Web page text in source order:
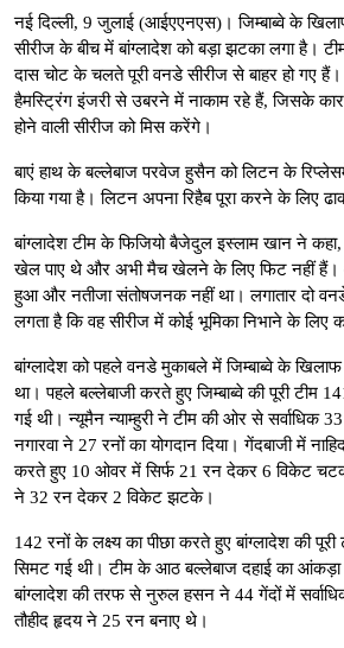
नई दिल्ली, 9 जुलाई (आईएएनएस)। जिम्बाब्वे के
सीरीज के बीच में बांग्लादेश को बड़ा झटका लगा है।
दास चोट के चलते पूरी वनडे सीरीज से बाहर हो गए
हैमस्ट्रिंग इंजरी से उबरने में नाकाम रहे हैं, जिसके
होने वाली सीरीज को मिस करेंगे।
बाएं हाथ के बल्लेबाज परवेज हुसैन को लिटन के
किया गया है। लिटन अपना रिहैब पूरा करने के लिए
बांग्लादेश टीम के फिजियो बैजेदुल इस्लाम खान ने
खेल पाए थे और अभी मैच खेलने के लिए फिट नहीं
हुआ और नतीजा संतोषजनक नहीं था। लगातार दो
लगता है कि वह सीरीज में कोई भूमिका निभाने के लिए
बांग्लादेश को पहले वनडे मुकाबले में जिम्बाब्वे के खिलाफ
था। पहले बल्लेबाजी करते हुए जिम्बाब्वे की पूरी
गई थी। न्यूमैन न्याम्हुरी ने टीम की ओर से सर्वाधिक
नगारवा ने 27 रनों का योगदान दिया। गेंदबाजी में
करते हुए 10 ओवर में सिर्फ 21 रन देकर 6 विकेट
ने 32 रन देकर 2 विकेट झटके।
142 रनों के लक्ष्य का पीछा करते हुए बांग्लादेश की
सिमट गई थी। टीम के आठ बल्लेबाज दहाई का
बांग्लादेश की तरफ से नुरुल हसन ने 44 गेंदों में
तौहीद हृदय ने 25 रन बनाए थे।